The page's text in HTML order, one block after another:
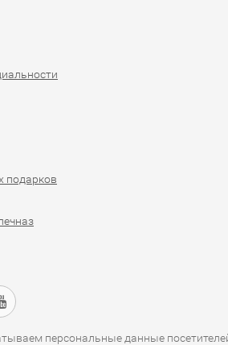
подарков
персональные данные